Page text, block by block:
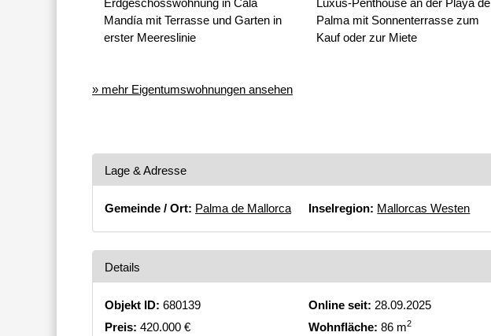
Erdgeschosswohnung in Cala
Mandía mit Terrasse und Garten in
erster Meereslinie
Luxus-Penthouse an der Playa de
Palma mit Sonnenterrasse zum
Kauf oder zur Miete
» mehr Eigentumswohnungen ansehen
Lage & Adresse
Gemeinde / Ort: Palma de Mallorca Inselregion: Mallorcas Westen
Details
Objekt ID: 680139 Online seit: 28.09.2025
Preis: 420.000 € Wohnfläche: 86 m2